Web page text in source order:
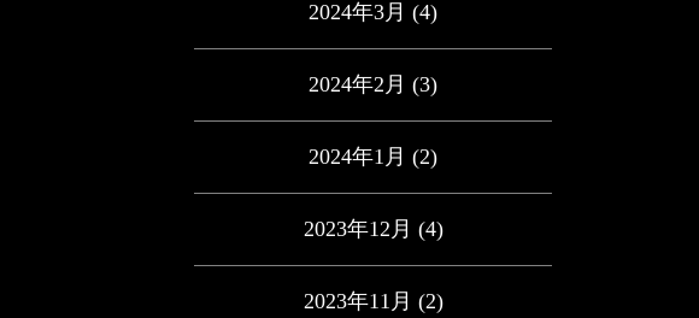
2024年3月 (4)
2024年2月 (3)
2024年1月 (2)
2023年12月 (4)
2023年11月 (2)